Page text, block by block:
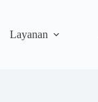
Layanan